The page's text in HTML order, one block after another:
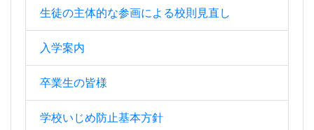
生徒の主体的な参画による校則見直し
入学案内
卒業生の皆様
学校いじめ防止基本方針